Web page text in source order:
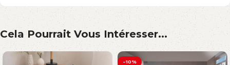
Cela Pourrait Vous Intéresser...
-10%